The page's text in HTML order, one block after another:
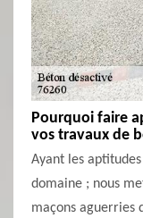
Pourquoi faire
vos travaux de
Ayant les
domaine ; nous
maçons aguerries